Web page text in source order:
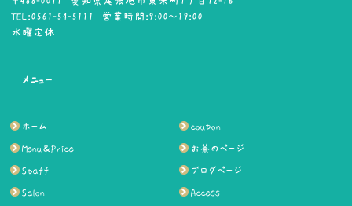
TEL:0561-54-5111 営業時間:9:00～19:00
水曜定休
メニュー
ホーム
Menu＆Price
Staff
Salon
coupon
お茶のページ
ブログページ
Access